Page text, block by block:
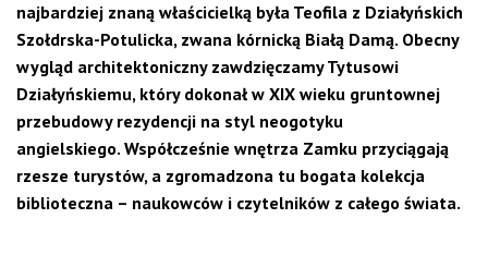
najbardziej znaną właścicielką była Teofila z Działyńskich
Szołdrska-Potulicka, zwana kórnicką Białą Damą. Obecny
wygląd architektoniczny zawdzięczamy Tytusowi
Działyńskiemu, który dokonał w XIX wieku gruntownej
przebudowy rezydencji na styl neogotyku
angielskiego. Współcześnie wnętrza Zamku przyciągają
rzesze turystów, a zgromadzona tu bogata kolekcja
biblioteczna – naukowców i czytelników z całego świata.